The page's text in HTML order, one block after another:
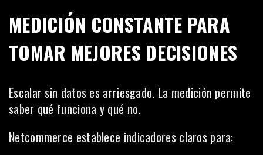
MEDICIÓN CONSTANTE PARA
TOMAR MEJORES DECISIONES
Escalar sin datos es arriesgado. La medición permite
saber qué funciona y qué no.
Netcommerce establece indicadores claros para: